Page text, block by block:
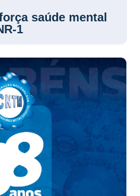
saúde mental
1